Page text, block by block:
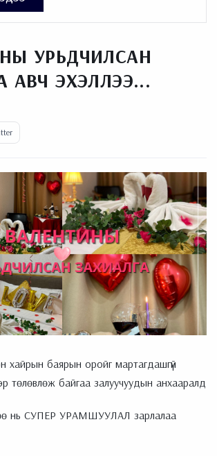
УРЬДЧИЛСАН
АВЧ ЭХЭЛЛЭЭ...
хайрын баярын оройг мартагдашгүй
төлөвлөж байгаа залуучуудын анхааралд
нь СУПЕР УРАМШУУЛАЛ зарлалаа